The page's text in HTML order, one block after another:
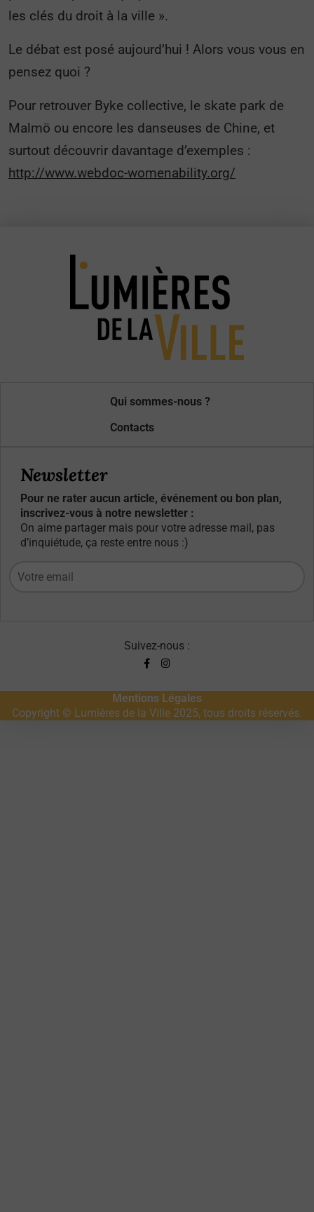
les clés du droit à la ville ».
Le débat est posé aujourd’hui ! Alors vous vous en
pensez quoi ?
Pour retrouver Byke collective, le skate park de
Malmö ou encore les danseuses de Chine, et
surtout découvrir davantage d’exemples :
http://www.webdoc-womenability.org/
Qui sommes-nous ?
Contacts
Newsletter
Pour ne rater aucun article, événement ou bon plan,
inscrivez-vous à notre newsletter :
On aime partager mais pour votre adresse mail, pas
d’inquiétude, ça reste entre nous :)
Suivez-nous :
Mentions Légales
Copyright © Lumières de la Ville 2025, tous droits réservés.